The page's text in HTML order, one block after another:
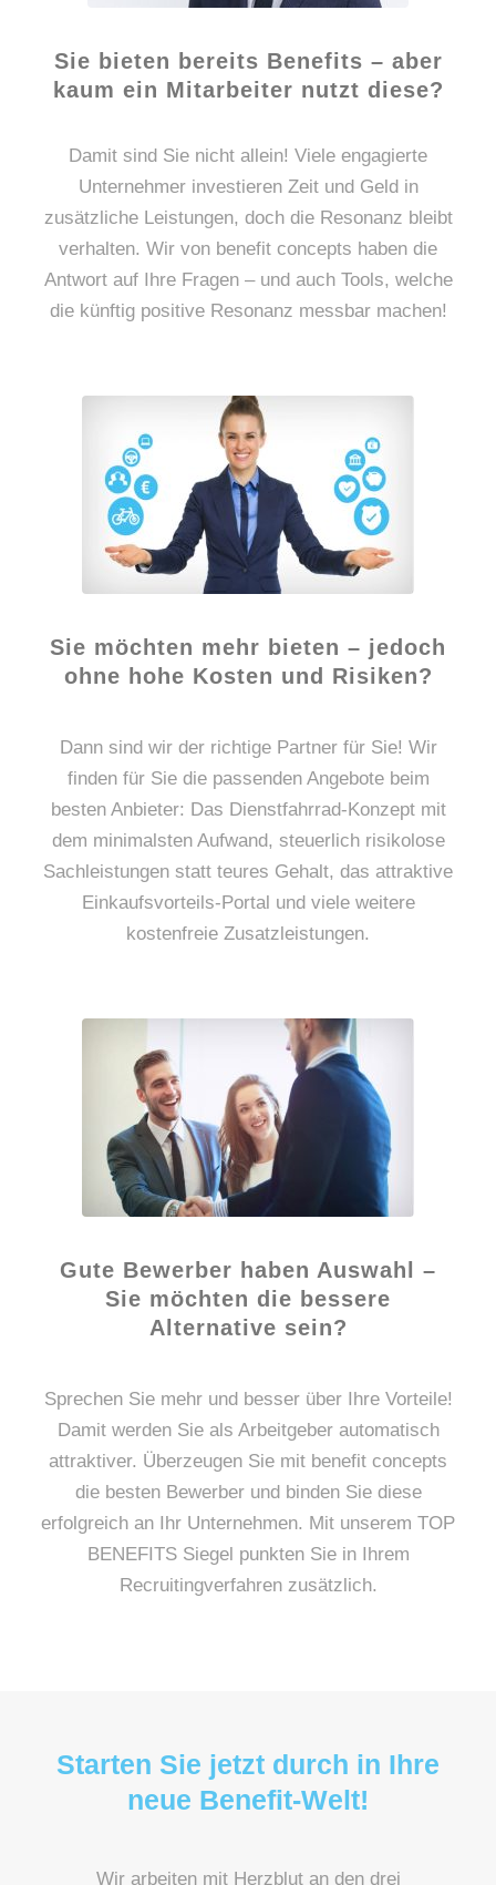
Sie bieten bereits Benefits – aber
kaum ein Mitarbeiter nutzt diese?
Damit sind Sie nicht allein! Viele engagierte
Unternehmer investieren Zeit und Geld in
zusätzliche Leistungen, doch die Resonanz bleibt
verhalten. Wir von benefit concepts haben die
Antwort auf Ihre Fragen – und auch Tools, welche
die künftig positive Resonanz messbar machen!
Sie möchten mehr bieten – jedoch
ohne hohe Kosten und Risiken?
Dann sind wir der richtige Partner für Sie! Wir
finden für Sie die passenden Angebote beim
besten Anbieter: Das Dienstfahrrad-Konzept mit
dem minimalsten Aufwand, steuerlich risikolose
Sachleistungen statt teures Gehalt, das attraktive
Einkaufsvorteils-Portal und viele weitere
kostenfreie Zusatzleistungen.
Gute Bewerber haben Auswahl –
Sie möchten die bessere
Alternative sein?
Sprechen Sie mehr und besser über Ihre Vorteile!
Damit werden Sie als Arbeitgeber automatisch
attraktiver. Überzeugen Sie mit benefit concepts
die besten Bewerber und binden Sie diese
erfolgreich an Ihr Unternehmen. Mit unserem TOP
BENEFITS Siegel punkten Sie in Ihrem
Recruitingverfahren zusätzlich.
Starten Sie jetzt durch in Ihre
neue Benefit-Welt!
Wir arbeiten mit Herzblut an den drei